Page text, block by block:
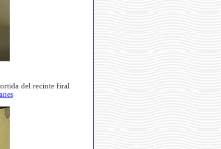
del recinte firal